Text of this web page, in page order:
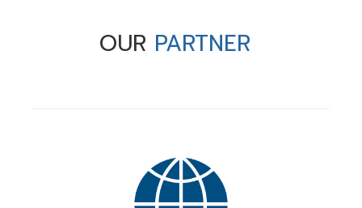
OUR PARTNER